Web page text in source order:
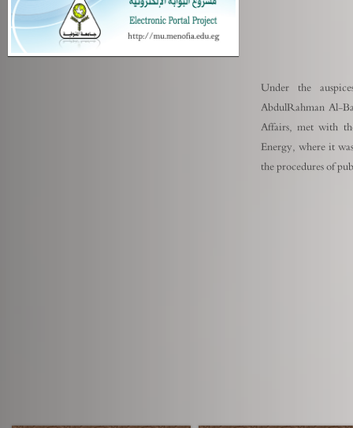
Under the
AbdulRahman Al-
Affairs, met with
Energy, where it
the procedures of